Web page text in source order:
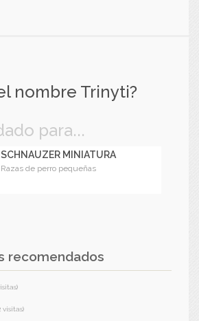
nombre Trinyti?
para...
SCHNAUZER MINIATURA
Razas de perro pequeñas
recomendados
visitas)